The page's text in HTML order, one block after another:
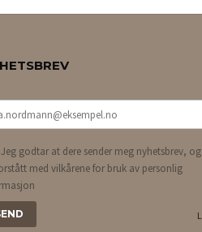
Jeg godtar at dere sender meg nyhetsbrev,
med vilkårene for bruk av personlig